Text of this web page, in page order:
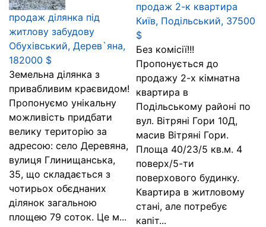
продаж ділянка під
житлову забудову
Обухівський, Дерев`яна,
182000 $
Земельна ділянка з
привабливим краєвидом!
Пропонуємо унікальну
можливість придбати
велику територію за
адресою: село Деревяна,
вулиця Глинищанська,
35, що складається з
чотирьох обєднаних
ділянок загальною
площею 79 соток. Це м...
продаж 2-к квартира
Київ, Подільський, 37500
$
Без комісії!!!
Пропонується до
продажу 2-х кімнатна
квартира в
Подільському районі по
вул. Вітряні Гори 10Д,
масив Вітряні Гори.
Площа 40/23/5 кв.м. 4
поверх/5-ти
поверхового будинку.
Квартира в житловому
стані, але потребує
капіт...